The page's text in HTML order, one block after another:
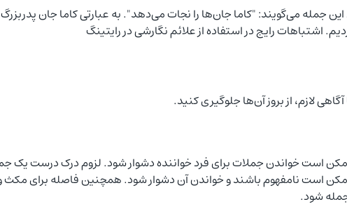
جمله می‌گویند: "کاما جان‌ها را نجات می‌دهد". به عبارتی کاما جان پدربزرگ
اشتباهات رایج در استفاده از علائم نگارشی در رایتینگ
لازم، از بروز آن‌ها جلوگیری کنید.
است خواندن جملات برای فرد خواننده دشوار شود. لزوم درک درست یک
است نامفهوم باشند و خواندن آن دشوار شود. همچنین فاصله برای
شود.